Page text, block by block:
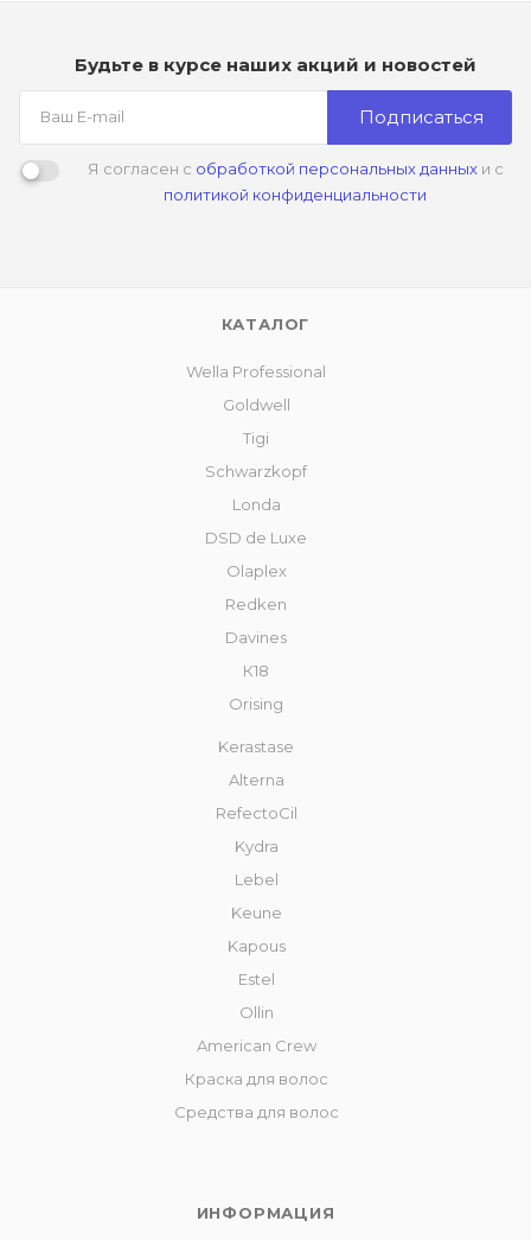
Будьте в курсе наших акций и новостей
Подписаться
Я согласен с обработкой персональных данныхи с
политикой конфиденциальности
КАТАЛОГ
Wella Professional
Goldwell
Tigi
Schwarzkopf
Londa
DSD de Luxe
Olaplex
Redken
Davines
К18
Orising
Kerastase
Alterna
RefectoCil
Kydra
Lebel
Keune
Kapous
Estel
Ollin
American Crew
Краска для волос
Средства для волос
ИНФОРМАЦИЯ